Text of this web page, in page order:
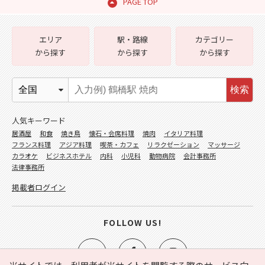
エリア
から探す
駅・路線
から探す
カテゴリー
から探す
検索
人気キーワード
居酒屋 和食 焼き鳥 懐石・会席料理 焼肉
イタリア料理
フランス料理
アジア料理 喫茶・カフェ リラクゼーション
マッサージ
カラオケ
ビジネスホテル 内科 小児科 動物病院
会計事務所
法律事務所
掲載者ログイン
FOLLOW US!